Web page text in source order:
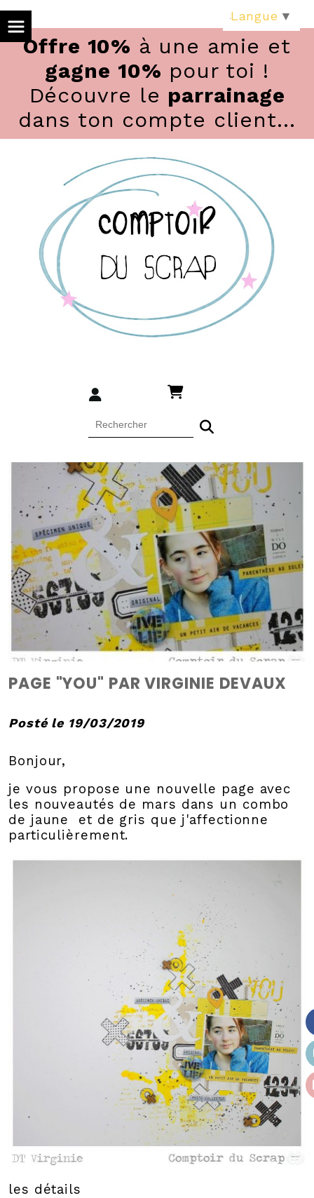
Offre 10% à une amie et
gagne 10% pour toi !
Découvre le parrainage
dans ton compte client...
PAGE "YOU" PAR VIRGINIE DEVAUX
Posté le 19/03/2019
Bonjour,
je vous propose une nouvelle page avec
les nouveautés de mars dans un combo
de jaune et de gris que j'affectionne
particulièrement.
les détails
Langue ▼